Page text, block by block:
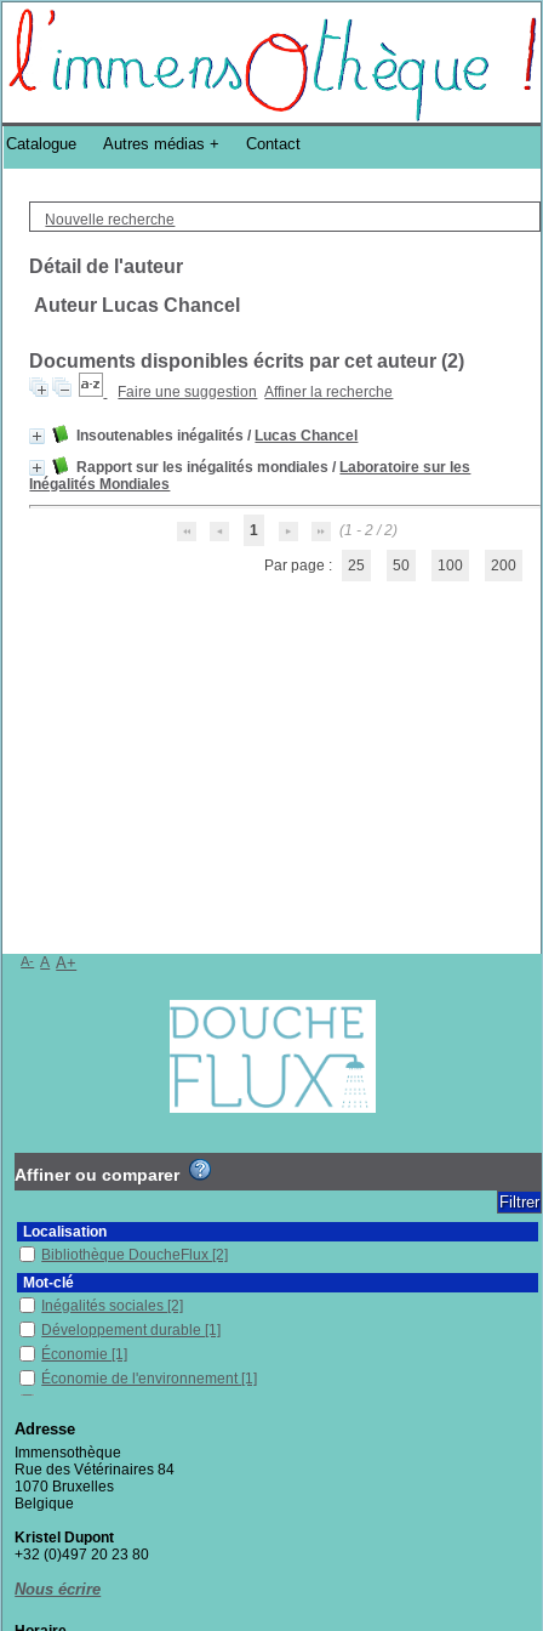
Bibliothèque DoucheFLUX Bibliotheek -->
Nouvelle recherche
Détail de l'auteur
Auteur Lucas Chancel
Documents disponibles écrits par cet auteur (2)
Faire une suggestion Affiner la recherche
Insoutenables inégalités / Lucas Chancel
Rapport sur les inégalités mondiales / Laboratoire sur les
Inégalités Mondiales
1 (1 - 2 / 2)
Par page : 25 50 100 200
Catalogue Autres médias Contact
A- A A+
Affiner ou comparer
Localisation
Bibliothèque DoucheFlux [2]
Mot-clé
Inégalités sociales [2]
Développement durable [1]
Économie [1]
Économie de l'environnement [1]
Fiscalité
Impôt sur le revenu
Patrimoine[1]
Politique publique
Section
Documentaires[2]
Adresse
Immensothèque
Rue des Vétérinaires 84
1070 Bruxelles
Belgique
Kristel Dupont
+32 (0)497 20 23 80
Nous écrire